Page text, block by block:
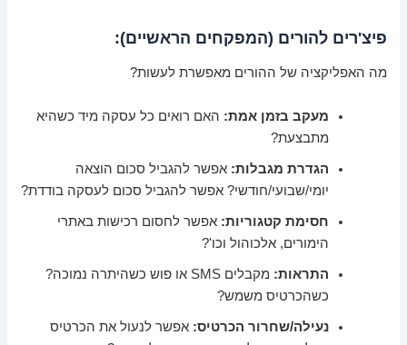
פיצ'רים להורים (המפקחים הראשיים):
מה האפליקציה של ההורים מאפשרת לעשות?
מעקב בזמן אמת: האם רואים כל עסקה מיד כשהיא
מתבצעת?
הגדרת מגבלות: אפשר להגביל סכום הוצאה
יומי/שבועי/חודשי? אפשר להגביל סכום לעסקה בודדת?
חסימת קטגוריות: אפשר לחסום רכישות באתרי
הימורים, אלכוהול וכו'?
התראות:
מקבלים SMS או פוש כשהיתרה נמוכה?
כשהכרטיס משמש?
נעילה/שחרור הכרטיס: אפשר לנעול את הכרטיס